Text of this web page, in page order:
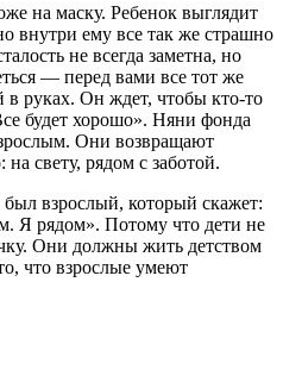
на маску. Ребенок выглядит
внутри ему все так же страшно
не всегда заметна, но
— перед вами все тот же
руках. Он ждет, чтобы кто-то
будет хорошо». Няни фонда
Они возвращают
на свету, рядом с заботой.
взрослый, который скажет:
Я рядом». Потому что дети не
Они должны жить детством
что взрослые умеют